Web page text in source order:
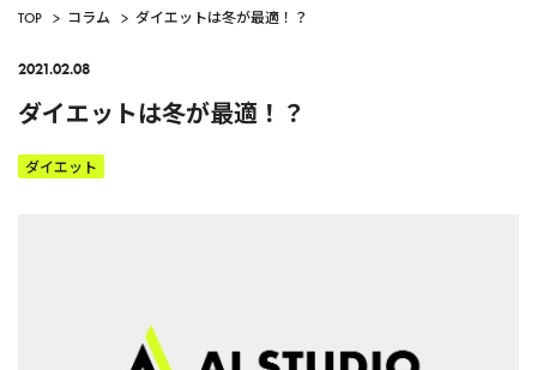
TOP > コラム > ダイエットは冬が最適！？
2021.02.08
ダイエットは冬が最適！？
ダイエット